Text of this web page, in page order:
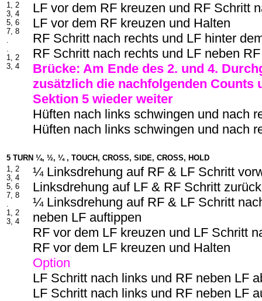
1, 2
3, 4
5, 6
7, 8
.
.
1, 2
3, 4
LF vor dem RF kreuzen und RF Schritt
LF vor dem RF kreuzen und Halten
RF Schritt nach rechts und LF hinter
RF Schritt nach rechts und LF neben
Brücke: Am Ende des 2. und 4.
zusätzlich die nachfolgenden Counts
Sektion 5 wieder weiter
Hüften nach links schwingen und nach
Hüften nach links schwingen und nach
5 TURN ¼, ½, ¼ , TOUCH, CROSS, SIDE, CROSS, HOLD
1, 2
3, 4
5, 6
7, 8
.
1, 2
3, 4
¼ Linksdrehung auf RF & LF Schritt
Linksdrehung auf LF & RF Schritt zurück
¼ Linksdrehung auf RF & LF Schritt
neben LF auftippen
RF vor dem LF kreuzen und LF Schritt
RF vor dem LF kreuzen und Halten
Option
LF Schritt nach links und RF neben LF
LF Schritt nach links und RF neben LF